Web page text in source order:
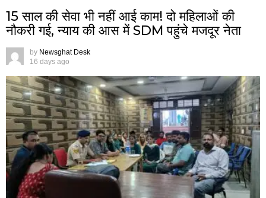
15 साल की सेवा भी नहीं आई काम! दो महिलाओं की
नौकरी गई, न्याय की आस में SDM पहुंचे मजदूर नेता
by Newsghat Desk
16 days ago